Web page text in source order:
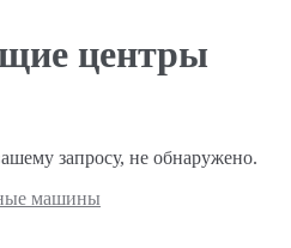
центры
запросу, не обнаружено.
машины